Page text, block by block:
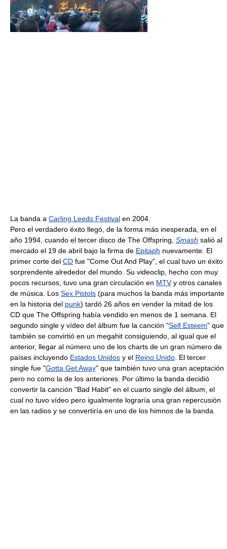
La banda a Carling Leeds Festival en 2004.
Pero el verdadero éxito llegó, de la forma más inesperada, en el
año 1994, cuando el tercer disco de The Offspring, Smash salió al
mercado el 19 de abril bajo la firma de Epitaph nuevamente. El
primer corte del CD fue "Come Out And Play", el cual tuvo un éxito
sorprendente alrededor del mundo. Su videoclip, hecho con muy
pocos recursos, tuvo una gran circulación en MTVy otros canales
de música. Los Sex Pistols (para muchos la banda más importante
en la historia del punk) tardó 26 años en vender la mitad de los
CD que The Offspring había vendido en menos de 1 semana. El
segundo single y vídeo del álbum fue la canción "Self Esteem" que
también se convirtió en un megahit consiguiendo, al igual que el
anterior, llegar al número uno de los charts de un gran número de
países incluyendo Estados Unidos y el Reino Unido . El tercer
single fue "Gotta Get Away" que también tuvo una gran aceptación
pero no como la de los anteriores. Por último la banda decidió
convertir la canción "Bad Habit" en el cuarto single del álbum, el
cual no tuvo vídeo pero igualmente lograría una gran repercusión
en las radios y se convertiría en uno de los himnos de la banda.